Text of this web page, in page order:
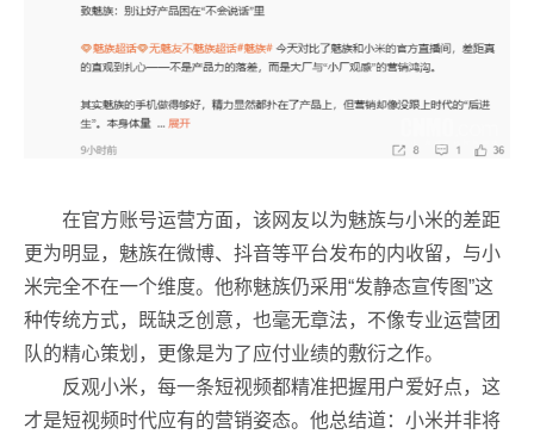
在官方账号运营方面，该网友以为魅族与小米的差距
更为明显，魅族在微博、抖音等平台发布的内收留，与小
米完全不在一个维度。他称魅族仍采用“发静态宣传图”这
种传统方式，既缺乏创意，也毫无章法，不像专业运营团
队的精心策划，更像是为了应付业绩的敷衍之作。
反观小米，每一条短视频都精准把握用户爱好点，这
才是短视频时代应有的营销姿态。他总结道：小米并非将